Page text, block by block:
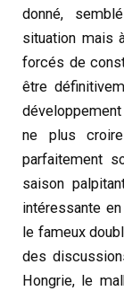
donné,
situation mais
forcés de
être
ne plus
parfaitement
saison
intéressante
le fameux
des
Hongrie, le